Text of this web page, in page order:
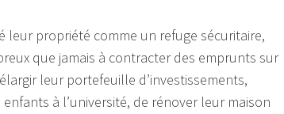
leur propriété comme un refuge sécuritaire,
que jamais à contracter des emprunts sur
leur portefeuille d’investissements,
à l’université, de rénover leur maison